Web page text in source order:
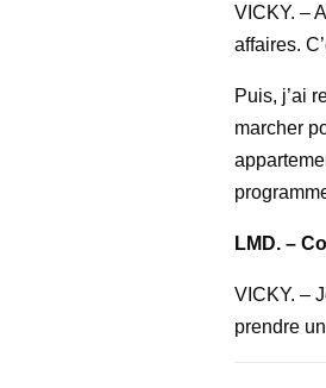
VICKY. –
affaires.
Puis, j’ai
marcher
LMD. –
VICKY. –
prendre